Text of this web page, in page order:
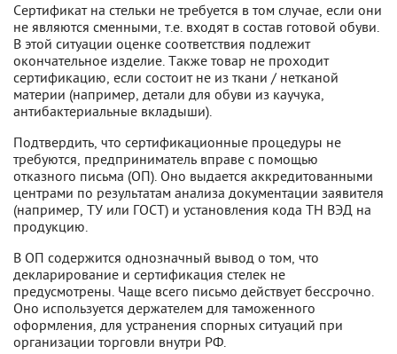
Сертификат на стельки не требуется в том случае, если они
не являются сменными, т.е. входят в состав готовой обуви.
В этой ситуации оценке соответствия подлежит
окончательное изделие. Также товар не проходит
сертификацию, если состоит не из ткани / нетканой
материи (например, детали для обуви из каучука,
антибактериальные вкладыши).
Подтвердить, что сертификационные процедуры не
требуются, предприниматель вправе с помощью
отказного письма (ОП). Оно выдается аккредитованными
центрами по результатам анализа документации заявителя
(например, ТУ или ГОСТ) и установления кода ТН ВЭД на
продукцию.
В ОП содержится однозначный вывод о том, что
декларирование и сертификация стелек не
предусмотрены. Чаще всего письмо действует бессрочно.
Оно используется держателем для таможенного
оформления, для устранения спорных ситуаций при
организации торговли внутри РФ.